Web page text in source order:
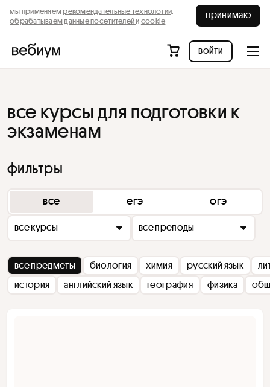
мы применяемрекомендательные технологии,
обрабатываем данные посетителейи cookie
принимаю
войти
все курсы для подготовки к
экзаменам
фильтры
все егэ огэ
все курсы все преподы
все предметы биология химия русский язык
история
английский язык география физика